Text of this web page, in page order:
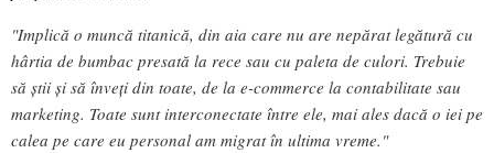
"Implică o muncă titanică, din aia care nu are nepărat legătură cu
hârtia de bumbac presată la rece sau cu paleta de culori. Trebuie
să știi și să înveți din toate, de la e-commerce la contabilitate sau
marketing. Toate sunt interconectate între ele, mai ales dacă o iei pe
calea pe care eu personal am migrat în ultima vreme."